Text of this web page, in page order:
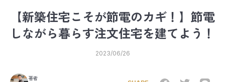
【新築住宅こそが節電のカギ！】節電
しながら暮らす注文住宅を建てよう！
2023/06/26
著者